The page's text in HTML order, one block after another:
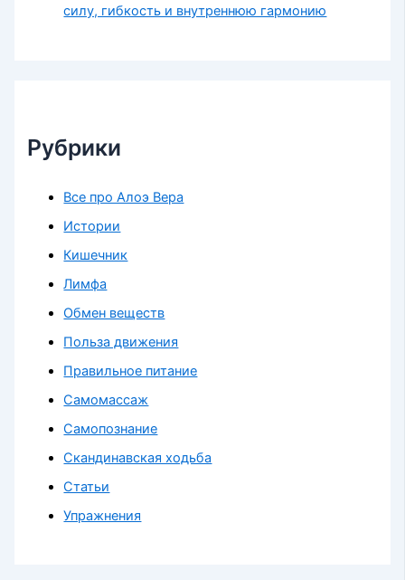
силу, гибкость и внутреннюю гармонию
Рубрики
Все про Алоэ Вера
Истории
Кишечник
Лимфа
Обмен веществ
Польза движения
Правильное питание
Самомассаж
Самопознание
Скандинавская ходьба
Статьи
Упражнения